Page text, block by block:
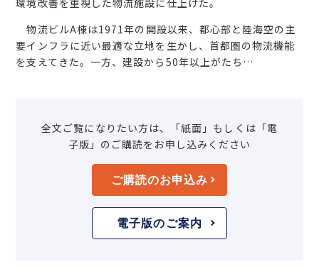
環境改善を重視した物流施設に仕上げた。
物流ビルA棟は1971年の開設以来、都心部と陸海空の主
要インフラに近い最適な立地を生かし、首都圏の物流機能
を支えてきた。一方、建設から50年以上がたち…
全文ご覧になりたい方は、「紙面」もしくは「電
子版」のご購読をお申し込みください
ご購読のお申込み
電子版のご案内